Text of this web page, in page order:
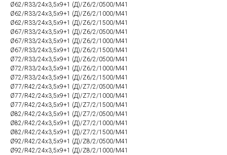
Ø62/R33/24х3,5х9+1 (Д)/Z6/2/0500/М41
Ø62/R33/24х3,5х9+1 (Д)/Z6/2/1000/М41
Ø62/R33/24х3,5х9+1 (Д)/Z6/2/1500/М41
Ø67/R33/24х3,5х9+1 (Д)/Z6/2/0500/М41
Ø67/R33/24х3,5х9+1 (Д)/Z6/2/1000/М41
Ø67/R33/24х3,5х9+1 (Д)/Z6/2/1500/М41
Ø72/R33/24х3,5х9+1 (Д)/Z6/2/0500/М41
Ø72/R33/24х3,5х9+1 (Д)/Z6/2/1000/М41
Ø72/R33/24х3,5х9+1 (Д)/Z6/2/1500/М41
Ø77/R42/24х3,5х9+1 (Д)/Z7/2/0500/М41
Ø77/R42/24х3,5х9+1 (Д)/Z7/2/1000/М41
Ø77/R42/24х3,5х9+1 (Д)/Z7/2/1500/М41
Ø82/R42/24х3,5х9+1 (Д)/Z7/2/0500/М41
Ø82/R42/24х3,5х9+1 (Д)/Z7/2/1000/М41
Ø82/R42/24х3,5х9+1 (Д)/Z7/2/1500/М41
Ø92/R42/24х3,5х9+1 (Д)/Z8/2/0500/М41
Ø92/R42/24х3,5х9+1 (Д)/Z8/2/1000/М41